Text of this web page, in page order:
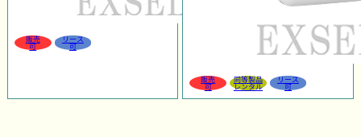
販売
可
リース
可
販売
可
同等製品
レンタル
リース
可